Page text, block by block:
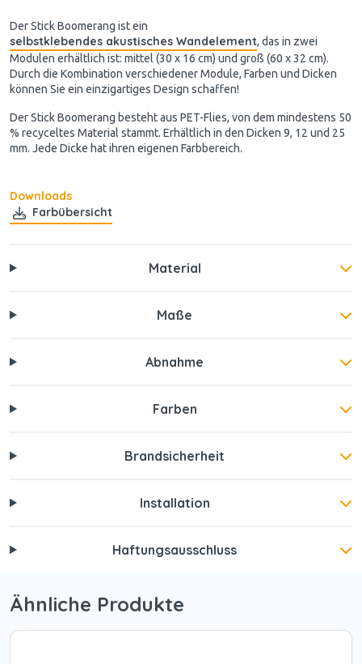
Der Stick Boomerang ist ein
selbstklebendes akustisches Wandelement, das in zwei
Modulen erhältlich ist: mittel (30 x 16 cm) und groß (60 x 32 cm).
Durch die Kombination verschiedener Module, Farben und Dicken
können Sie ein einzigartiges Design schaffen!
Der Stick Boomerang besteht aus PET-Flies, von dem mindestens 50
% recyceltes Material stammt. Erhältlich in den Dicken 9, 12 und 25
mm. Jede Dicke hat ihren eigenen Farbbereich.
Downloads
Farbübersicht
Material
Maße
Abnahme
Farben
Brandsicherheit
Installation
Haftungsausschluss
Ähnliche Produkte